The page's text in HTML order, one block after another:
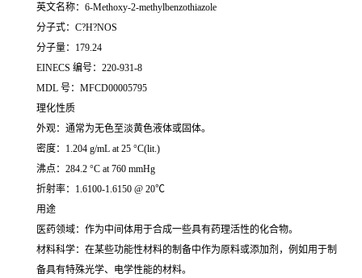
英文名称：6-Methoxy-2-methylbenzothiazole
分子式：C?H?NOS
分子量：179.24
EINECS 编号：220-931-8
MDL 号：MFCD00005795
理化性质
外观：通常为无色至淡黄色液体或固体。
密度：1.204 g/mL at 25 °C(lit.)
沸点：284.2 °C at 760 mmHg
折射率：1.6100-1.6150 @ 20℃
用途
医药领域：作为中间体用于合成一些具有药理活性的化合物。
材料科学：在某些功能性材料的制备中作为原料或添加剂，例如用于制
备具有特殊光学、电学性能的材料。